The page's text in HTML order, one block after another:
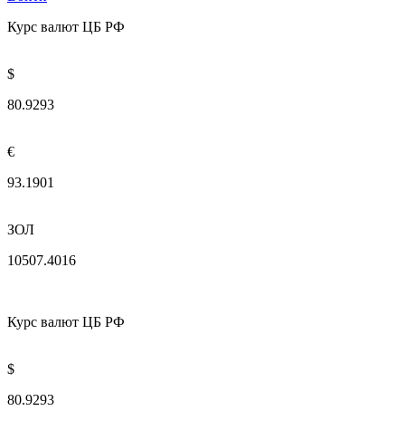
Курс валют ЦБ РФ
$
80.9293
€
93.1901
ЗОЛ
10507.4016
Курс валют ЦБ РФ
$
80.9293